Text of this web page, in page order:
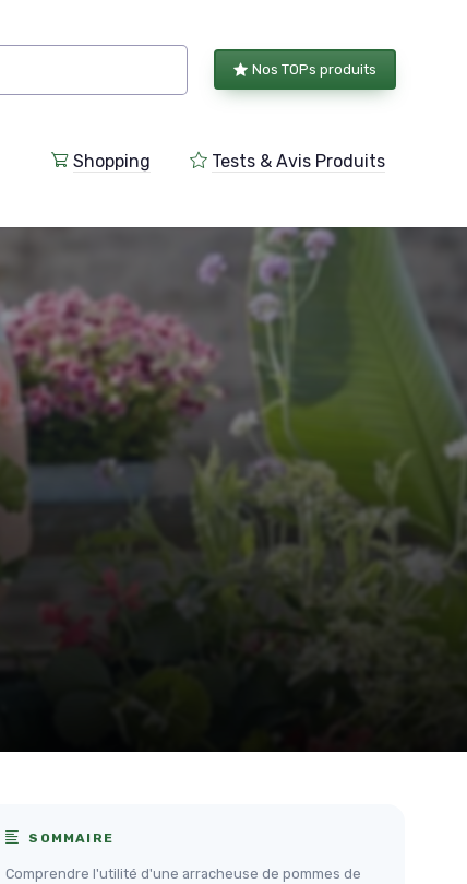
Nos TOPs produits
Shopping Tests & Avis Produits
SOMMAIRE
Comprendre l'utilité d'une arracheuse de pommes de